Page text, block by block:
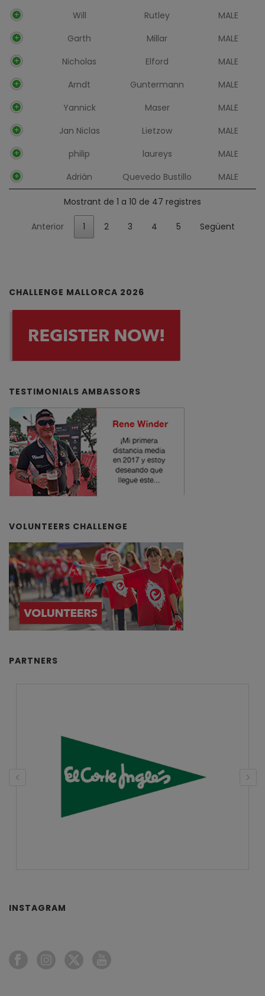
Will
Rutley
MALE
Garth
Millar
MALE
Nicholas
Elford
MALE
Arndt
Guntermann
MALE
Yannick
Maser
MALE
Jan Niclas
Lietzow
MALE
philip
laureys
MALE
Adrián
Quevedo Bustillo MALE
Mostrant de 1 a 10 de 47 registres
Anterior 1 2 3 4 5 Següent
CHALLENGE MALLORCA 2026
TESTIMONIALS AMBASSORS
VOLUNTEERS CHALLENGE
PARTNERS
INSTAGRAM